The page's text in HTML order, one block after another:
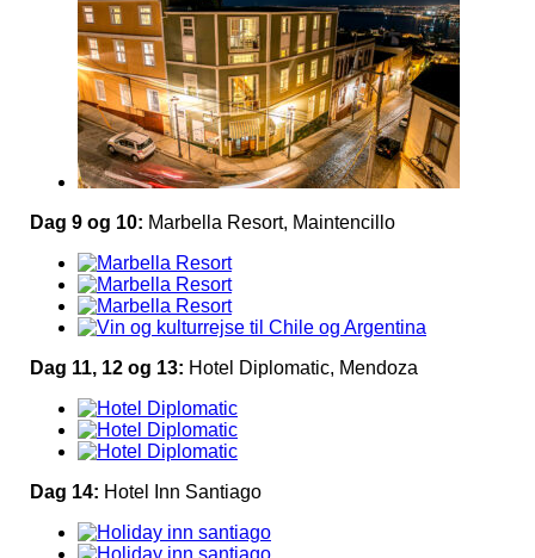
Dag 9 og 10: Marbella Resort, Maintencillo
Dag 11, 12 og 13: Hotel Diplomatic, Mendoza
Dag 14: Hotel Inn Santiago